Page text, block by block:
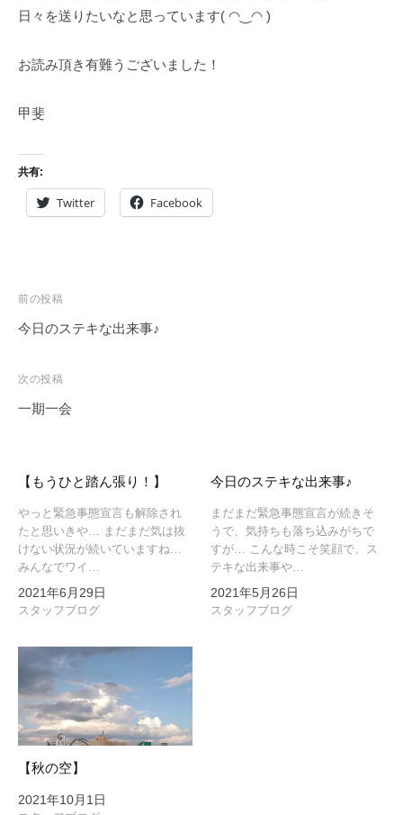
日々を送りたいなと思っています( ◠‿◠ )
お読み頂き有難うございました！
甲斐
共有:
Twitter Facebook
投
稿
ビ
ゲ
ョ
前の投稿
今日のステキな出来事♪
次の投稿
一期一会
【もうひと踏ん張り！】
やっと緊急事態宣言も解除され
たと思いきや… まだまだ気は抜
けない状況が続いていますね…
みんなでワイ…
2021年6月29日
スタッフブログ
今日のステキな出来事♪
まだまだ緊急事態宣言が続きそ
うで、気持ちも落ち込みがちで
すが… こんな時こそ笑顔で、ス
テキな出来事や…
2021年5月26日
スタッフブログ
【秋の空】
2021年10月1日